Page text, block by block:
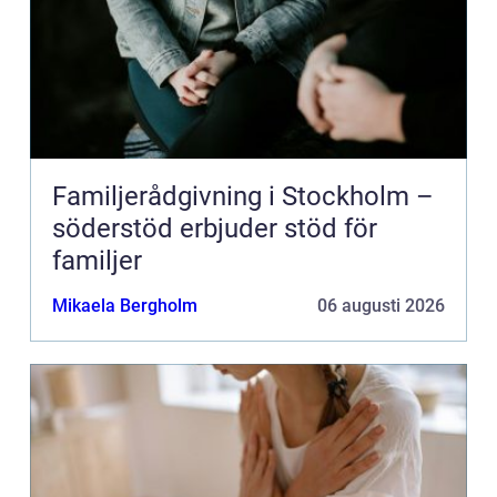
Familjerådgivning i Stockholm –
söderstöd erbjuder stöd för
familjer
Mikaela Bergholm 06 augusti 2026